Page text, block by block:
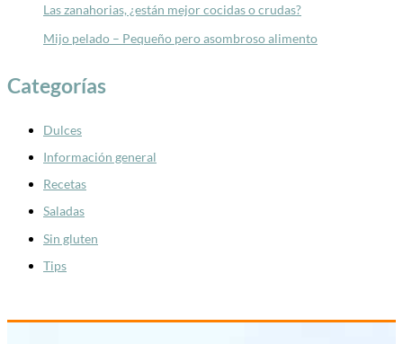
Las zanahorias, ¿están mejor cocidas o crudas?
Mijo pelado – Pequeño pero asombroso alimento
Categorías
Dulces
Información general
Recetas
Saladas
Sin gluten
Tips